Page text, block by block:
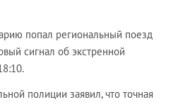
попал региональный поезд
сигнал об экстренной
полиции заявил, что точная